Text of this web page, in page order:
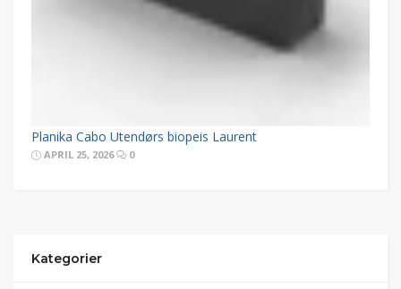
Planika Cabo Utendørs biopeis Laurent
APRIL 25, 2026 0
Kategorier